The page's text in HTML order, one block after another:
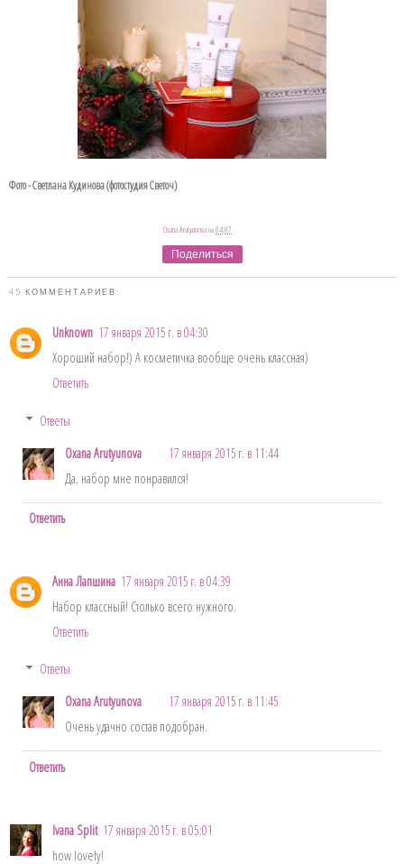
Фото - Светлана Кудинова (фотостудия Светоч)
Oxana Arutyunovaна04:07
Поделиться
45 КОММЕНТАРИЕВ:
Unknown 17 января 2015 г. в 04:30
Хороший набор!) А косметичка вообще очень классная)
Ответить
Ответы
Oxana Arutyunova
17 января 2015 г. в 11:44
Да, набор мне понравился!
Ответить
Анна Лапшина 17 января 2015 г. в 04:39
Набор классный! Столько всего нужного.
Ответить
Ответы
Oxana Arutyunova
17 января 2015 г. в 11:45
Очень удачно состав подобран.
Ответить
Ivana Split 17 января 2015 г. в 05:01
how lovely!